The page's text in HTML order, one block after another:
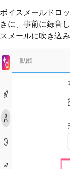
ボイスメールドロ
きに、事前に録音
スメールに吹き込み